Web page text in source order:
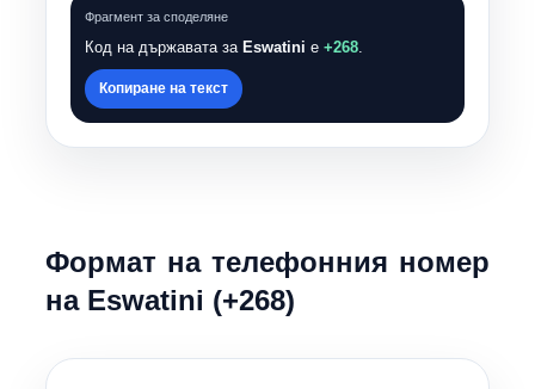
Фрагмент за споделяне
Код на държавата за Eswatini е+268.
Копиране на текст
Формат на телефонния номер
на Eswatini (+268)